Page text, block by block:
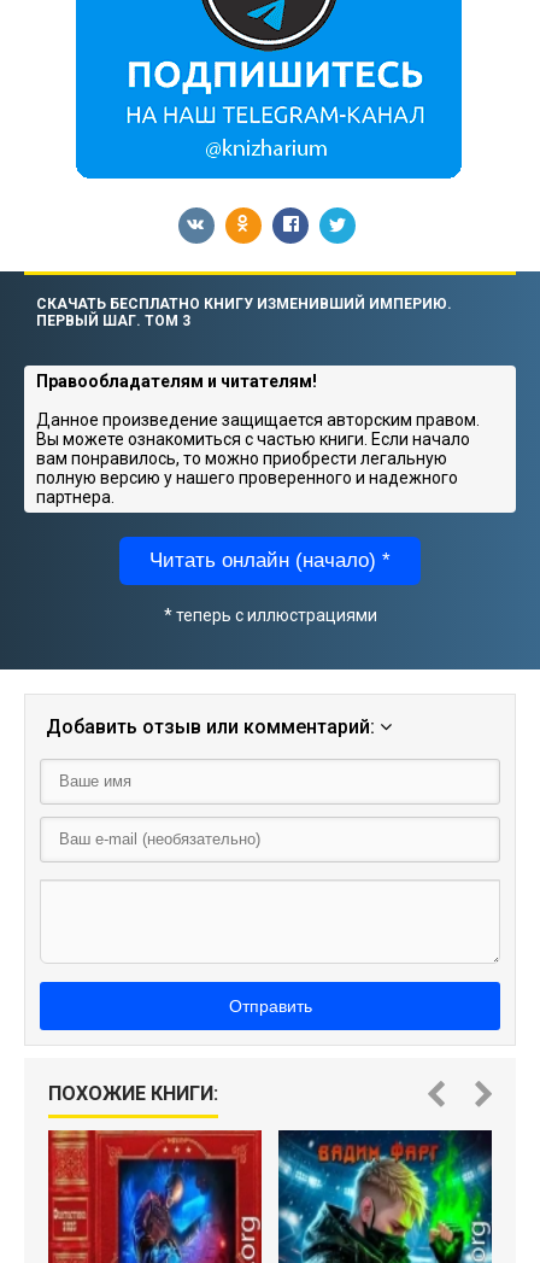
СКАЧАТЬ БЕСПЛАТНО КНИГУ ИЗМЕНИВШИЙ ИМПЕРИЮ.
ПЕРВЫЙ ШАГ. ТОМ 3
Правообладателям и читателям!
Данное произведение защищается авторским правом.
Вы можете ознакомиться с частью книги. Если начало
вам понравилось, то можно приобрести легальную
полную версию у нашего проверенного и надежного
партнера.
Читать онлайн (начало) *
* теперь с иллюстрациями
Добавить отзыв или комментарий:
Отправить
ПОХОЖИЕ КНИГИ: